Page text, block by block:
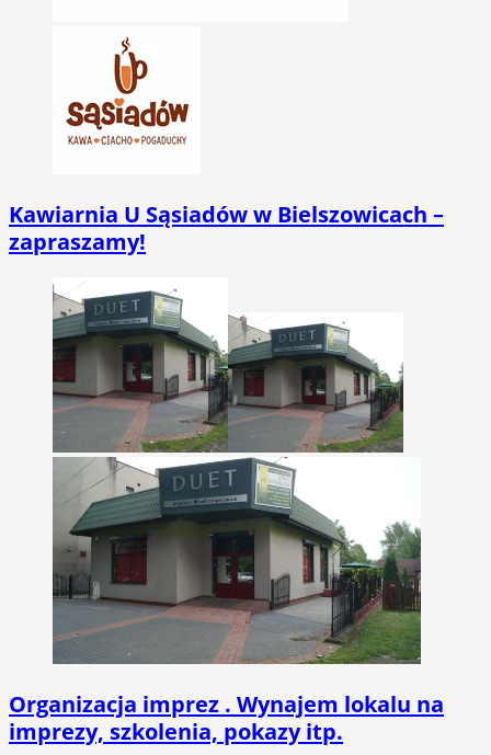
Kawiarnia U Sąsiadów w Bielszowicach –
zapraszamy!
Organizacja imprez . Wynajem lokalu na
imprezy, szkolenia, pokazy itp.